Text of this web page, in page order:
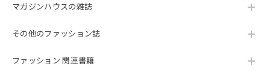
マガジンハウスの雑誌
その他のファッション誌
ファッション 関連書籍